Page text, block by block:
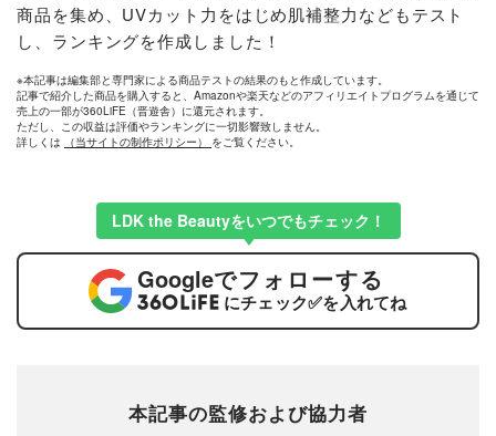
商品を集め、UVカット力をはじめ肌補整力などもテスト
し、ランキングを作成しました！
※本記事は編集部と専門家による商品テストの結果のもと作成しています。
記事で紹介した商品を購入すると、Amazonや楽天などのアフィリエイトプログラムを通じて
売上の一部が360LiFE（晋遊舎）に還元されます。
ただし、この収益は評価やランキングに一切影響致しません。
詳しくは
（当サイトの制作ポリシー） をご覧ください。
LDK the Beautyをいつでもチェック！
Googleでフォローする
にチェック✅を入れてね
本記事の監修および協力者